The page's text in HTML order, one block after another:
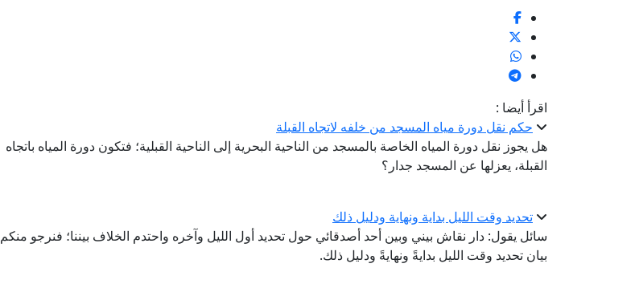
اقرأ أيضا :
حكم نقل دورة مياه المسجد من خلفه لاتجاه القبلة
هل يجوز نقل دورة المياه الخاصة بالمسجد من الناحية البحرية إلى الناحية القبلية؛ فتكون دورة المياه باتجاه
القبلة، يعزلها عن المسجد جدار؟
تحديد وقت الليل بداية ونهاية ودليل ذلك
سائل يقول: دار نقاش بيني وبين أحد أصدقائي حول تحديد أول الليل وآخره واحتدم الخلاف بيننا؛ فنرجو منكم
بيان تحديد وقت الليل بدايةً ونهايةً ودليل ذلك.